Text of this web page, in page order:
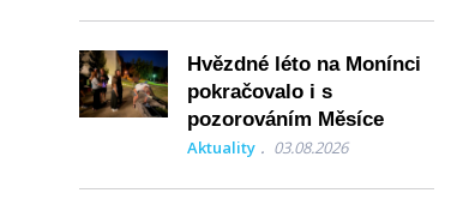
Hvězdné léto na Monínci
pokračovalo i s
pozorováním Měsíce
Aktuality 03.08.2026